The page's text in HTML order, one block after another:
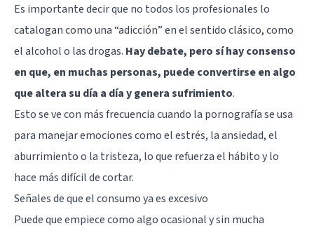
Es importante decir que no todos los profesionales lo
catalogan como una “adicción” en el sentido clásico, como
el alcohol o las drogas. Hay debate, pero sí hay consenso
en que, en muchas personas, puede convertirse en algo
que altera su día a día y genera sufrimiento.
Esto se ve con más frecuencia cuando la pornografía se usa
para manejar emociones como el estrés, la ansiedad, el
aburrimiento o la tristeza, lo que refuerza el hábito y lo
hace más difícil de cortar.
Señales de que el consumo ya es excesivo
Puede que empiece como algo ocasional y sin mucha